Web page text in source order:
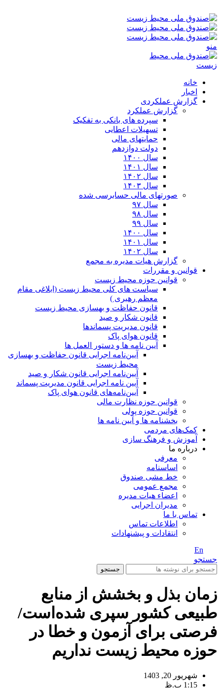
منو
خانه
اخبار
گزارش عملکردی
گزارش عملکرد
سپرده های بانکی به تفکیک
تسهیلات اعطایی
حمایتهای مالی
دولت دوازدهم
سال ۱۴۰۰
سال ۱۴۰۱
سال ۱۴۰۲
سال ۱۴۰۳
صورتهای مالی حسابرسی شده
سال ۹۷
سال ۹۸
سال ۹۹
سال ۱۴۰۰
سال ۱۴۰۱
سال ۱۴۰۲
گزارش هیات مدیره به مجمع
قوانین و مقررات
قوانین حوزه محیط زیست
ﺳﯿﺎﺳﺖ ﻫﺎی ﮐﻠﯽ ﻣﺤﯿﻂ زﯾﺴﺖ (ابلاغی مقام
معظم رهبری )
قانون حفاظت و بهسازی محیط زیست
قانون شکار و صید
قانون مدیریت پسماندها
قانون هوای پاک
آیین نامه ها و دستور العمل ها
آیین‌نامه اجرایی قانون حفاظت و بهسازی
محیط زیست
آیین‌نامه اجرایی قانون شکار و صید
آیین نامه اجرایی قانون مدیریت پسماند
آیین‌نامه‌های قانون هوای پاک
قوانین حوزه نظارت مالی
قوانین حوزه پولی
بخشنامه ها و آیین نامه ها
کمک‌های مردمی
آموزش و فرهنگ سازی
درباره ما
معرفی
اساسنامه
خط مشی صندوق
مجمع عمومی
اعضاء هیات مدیره
مدیران اجرایی
تماس با ما
اطلاعات تماس
انتقادات و پیشنهادات
En
جستجو
جستجو
زمان بذل و بخشش از منابع
طبیعی کشور سپری شده‌است/
فرصتی برای آزمون و خطا در
حوزه محیط زیست نداریم
شهریور 20, 1403
1:15 ب.ظ